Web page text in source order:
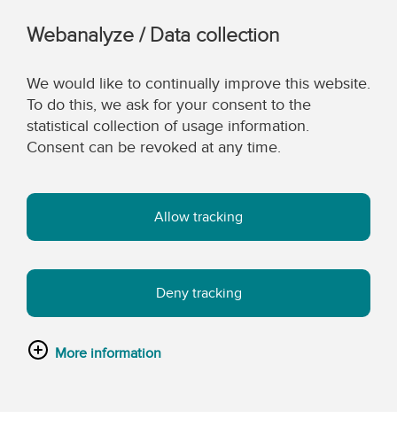
Webanalyze / Data collection
We would like to continually improve this website.
To do this, we ask for your consent to the
statistical collection of usage information.
Consent can be revoked at any time.
Allow tracking
Deny tracking
More information